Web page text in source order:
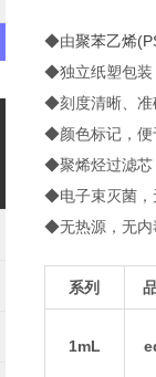
◆由聚苯乙烯
◆独立纸塑包装
◆刻度清晰、准
◆颜色标记，便
◆聚烯烃过滤芯
◆电子束灭菌，
◆无热源，无内
系列
1mL